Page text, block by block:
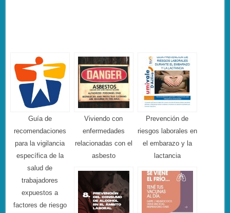
Guía de
recomendaciones
para la vigilancia
específica de la
salud de
trabajadores
expuestos a
factores de riesgo
Viviendo con
enfermedades
relacionadas con el
asbesto
Prevención de
riesgos laborales en
el embarazo y la
lactancia